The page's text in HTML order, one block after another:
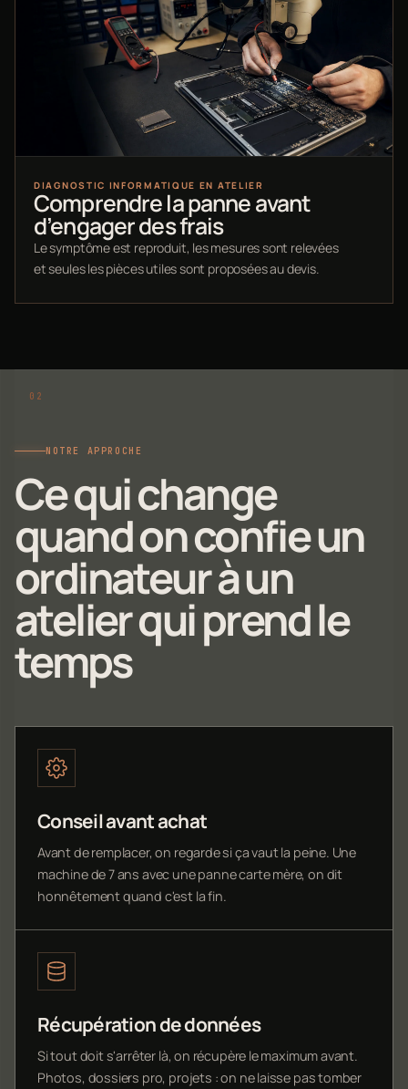
DIAGNOSTIC INFORMATIQUE EN ATELIER
Comprendre la panne avant
d’engager des frais
Le symptôme est reproduit, les mesures sont relevées
et seules les pièces utiles sont proposées au devis.
NOTRE APPROCHE
Ce qui change
quand on confie un
ordinateur à un
atelier qui prend le
temps
Conseil avant achat
Avant de remplacer, on regarde si ça vaut la peine. Une
machine de 7 ans avec une panne carte mère, on dit
honnêtement quand c'est la fin.
Récupération de données
Si tout doit s'arrêter là, on récupère le maximum avant.
Photos, dossiers pro, projets : on ne laisse pas tomber